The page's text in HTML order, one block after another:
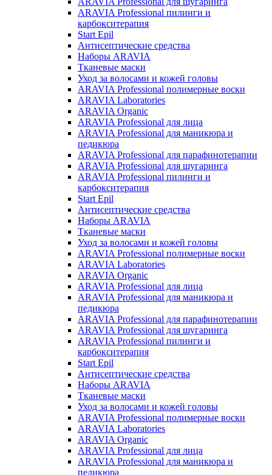
ARAVIA Professional пилинги и
карбокситерапия
Start Epil
Антисептические средства
Наборы ARAVIA
Тканевые маски
Уход за волосами и кожей головы
ARAVIA Professional полимерные воски
ARAVIA Laboratories
ARAVIA Organic
ARAVIA Professional для лица
ARAVIA Professional для маникюра и
педикюра
ARAVIA Professional для парафинотерапии
ARAVIA Professional для шугаринга
ARAVIA Professional пилинги и
карбокситерапия
Start Epil
Антисептические средства
Наборы ARAVIA
Тканевые маски
Уход за волосами и кожей головы
ARAVIA Professional полимерные воски
ARAVIA Laboratories
ARAVIA Organic
ARAVIA Professional для лица
ARAVIA Professional для маникюра и
педикюра
ARAVIA Professional для парафинотерапии
ARAVIA Professional для шугаринга
ARAVIA Professional пилинги и
карбокситерапия
Start Epil
Антисептические средства
Наборы ARAVIA
Тканевые маски
Уход за волосами и кожей головы
ARAVIA Professional полимерные воски
ARAVIA Laboratories
ARAVIA Organic
ARAVIA Professional для лица
ARAVIA Professional для маникюра и
педикюра